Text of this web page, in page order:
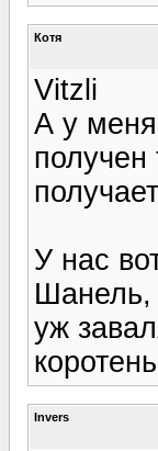
Котя
Vitzli
А у
получен
У нас
Шанель,
уж
Invers